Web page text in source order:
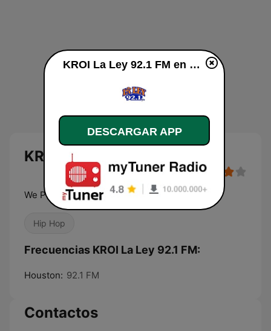
KROI La Ley 92.1 FM
We Play The Hits!
Hip Hop
Frecuencias KROI La Ley 92.1 FM:
Houston: 92.1 FM
Contactos
KROI La Ley 92.1 FM en vivo
DESCARGAR APP